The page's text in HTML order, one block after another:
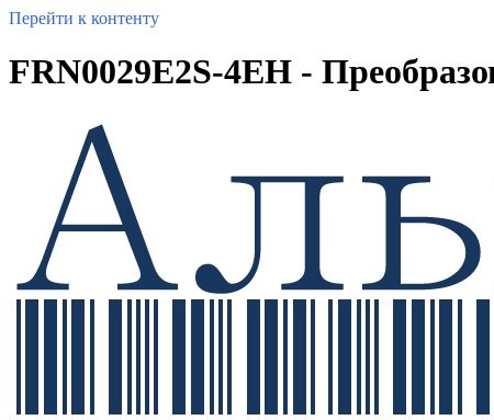
Перейти к контенту
FRN0029E2S-4EH -